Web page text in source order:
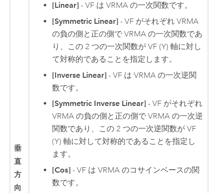
垂
直
方
向
[Linear] - VF は VRMA の一次関数です。
[Symmetric Linear] - VF がそれぞれ VRMA
の負の側と正の側で VRMA の一次関数であ
り、この 2 つの一次関数が VF (Y) 軸に対し
て対称的であることを指定します。
[Inverse Linear] - VF は VRMA の一次逆関
数です。
[Symmetric Inverse Linear] - VF がそれぞれ
VRMA の負の側と正の側で VRMA の一次逆
関数であり、この 2 つの一次逆関数が VF
(Y) 軸に対して対称的であることを指定し
ます。
[Cos] - VF は VRMA のコサインベースの関
数です。